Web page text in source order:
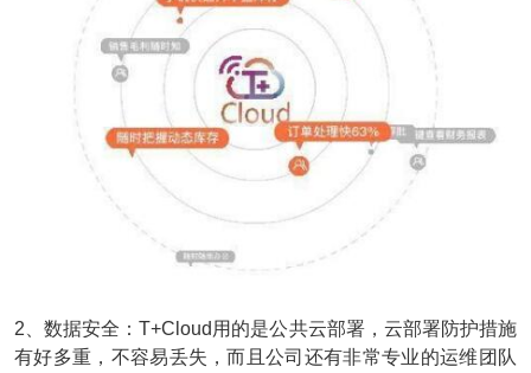
2、数据安全：T+Cloud用的是公共云部署，云部署防护措施
有好多重，不容易丢失，而且公司还有非常专业的运维团队